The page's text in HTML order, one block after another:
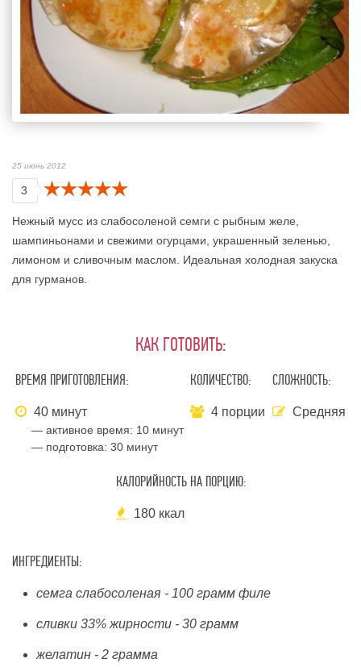
25 июнь 2012
3
Нежный мусс из слабосоленой семги с рыбным желе,
шампиньонами и свежими огурцами, украшенный зеленью,
лимоном и сливочным маслом. Идеальная холодная закуска
для гурманов.
КАК ГОТОВИТЬ:
ВРЕМЯ ПРИГОТОВЛЕНИЯ:
40 минут
— активное время: 10 минут
— подготовка:30 минут
КОЛИЧЕСТВО:
4 порции
СЛОЖНОСТЬ:
Средняя
КАЛОРИЙНОСТЬ НА ПОРЦИЮ:
180 ккал
ИНГРЕДИЕНТЫ:
семга слабосоленая - 100 грамм филе
сливки 33% жирности - 30 грамм
желатин - 2 грамма